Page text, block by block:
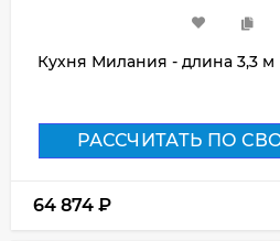
Кухня Милания - длина 3,3 м
РАССЧИТАТЬ ПО
64 874 ₽